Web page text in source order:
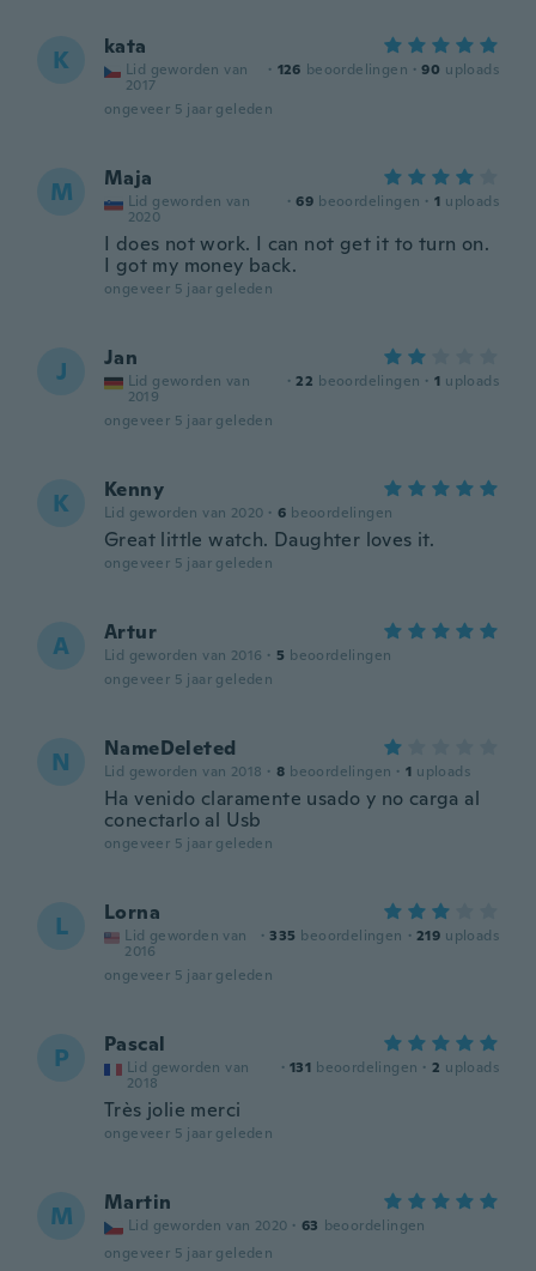
K kata
Lid geworden van
2017
· 126 beoordelingen · 90 uploads
ongeveer 5 jaar geleden
M Maja
Lid geworden van
2020
· 69 beoordelingen · 1 uploads
I does not work. I can not get it to turn on.
I got my money back.
ongeveer 5 jaar geleden
J Jan
Lid geworden van
2019
· 22 beoordelingen · 1 uploads
ongeveer 5 jaar geleden
K Kenny
Lid geworden van 2020 · 6 beoordelingen
Great little watch. Daughter loves it.
ongeveer 5 jaar geleden
A Artur
Lid geworden van 2016 · 5 beoordelingen
ongeveer 5 jaar geleden
N NameDeleted
Lid geworden van 2018 · 8 beoordelingen · 1 uploads
Ha venido claramente usado y no carga al
conectarlo al Usb
ongeveer 5 jaar geleden
L Lorna
Lid geworden van
2016
· 335 beoordelingen · 219 uploads
ongeveer 5 jaar geleden
P Pascal
Lid geworden van
2018
· 131 beoordelingen · 2 uploads
Très jolie merci
ongeveer 5 jaar geleden
M Martin
Lid geworden van 2020 · 63 beoordelingen
ongeveer 5 jaar geleden